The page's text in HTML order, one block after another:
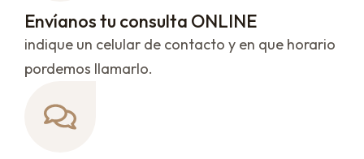
Envíanos tu consulta ONLINE
indique un celular de contacto y en que horario
pordemos llamarlo.